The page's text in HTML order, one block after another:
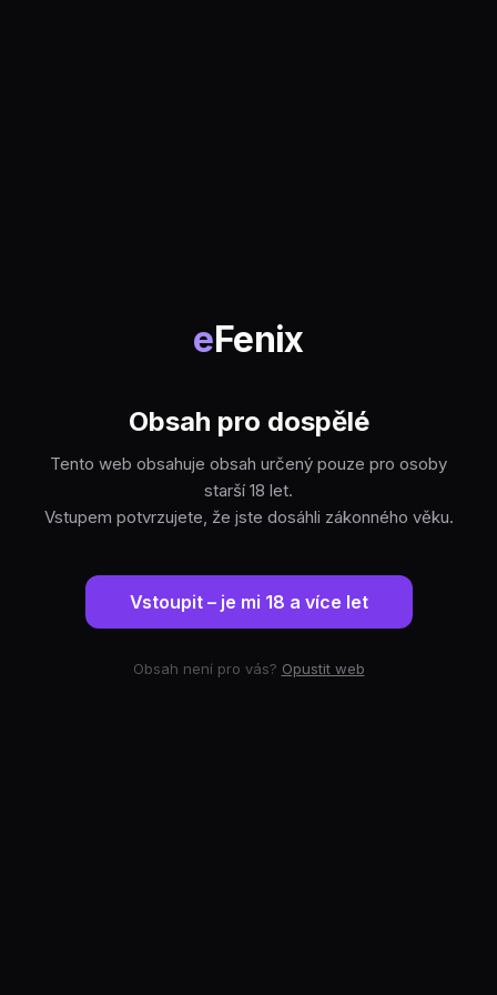
eFenix
Obsah pro dospělé
Tento web obsahuje obsah určený pouze pro osoby
starší 18 let.
Vstupem potvrzujete, že jste dosáhli zákonného věku.
Vstoupit – je mi 18 a více let
Obsah není pro vás? Opustit web